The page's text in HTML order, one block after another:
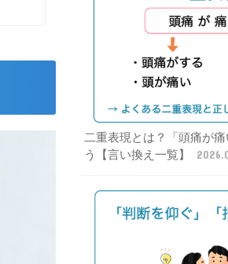
二重表現とは？「頭痛が
う【言い換え一覧】